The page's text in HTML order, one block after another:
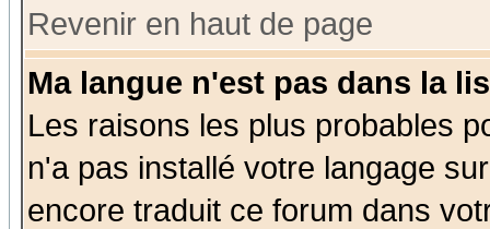
Revenir en haut de page
Ma langue n'est pas dans la
Les raisons les plus probables
n'a pas installé votre langage
encore traduit ce forum dans